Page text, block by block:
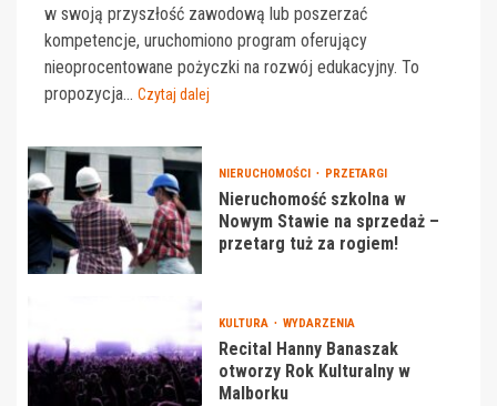
w swoją przyszłość zawodową lub poszerzać
kompetencje, uruchomiono program oferujący
nieoprocentowane pożyczki na rozwój edukacyjny. To
propozycja... Czytaj dalej
NIERUCHOMOŚCI PRZETARGI
Nieruchomość szkolna w
Nowym Stawie na sprzedaż –
przetarg tuż za rogiem!
KULTURA WYDARZENIA
Recital Hanny Banaszak
otworzy Rok Kulturalny w
Malborku